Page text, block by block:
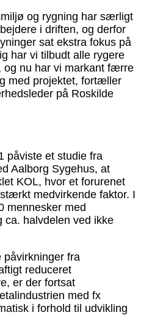
og rygning har særligt
i driften, og derfor
sat ekstra fokus på
har vi tilbudt alle rygere
og nu har vi markant færre
med projektet, fortæller
på Roskilde
påviste et studie fra
Aalborg Sygehus, at
KOL, hvor et forurenet
medvirkende faktor. I
mennesker med
ca. halvdelen ved ikke
påvirkninger fra
reduceret
er der fortsat
med fx
i forhold til udvikling